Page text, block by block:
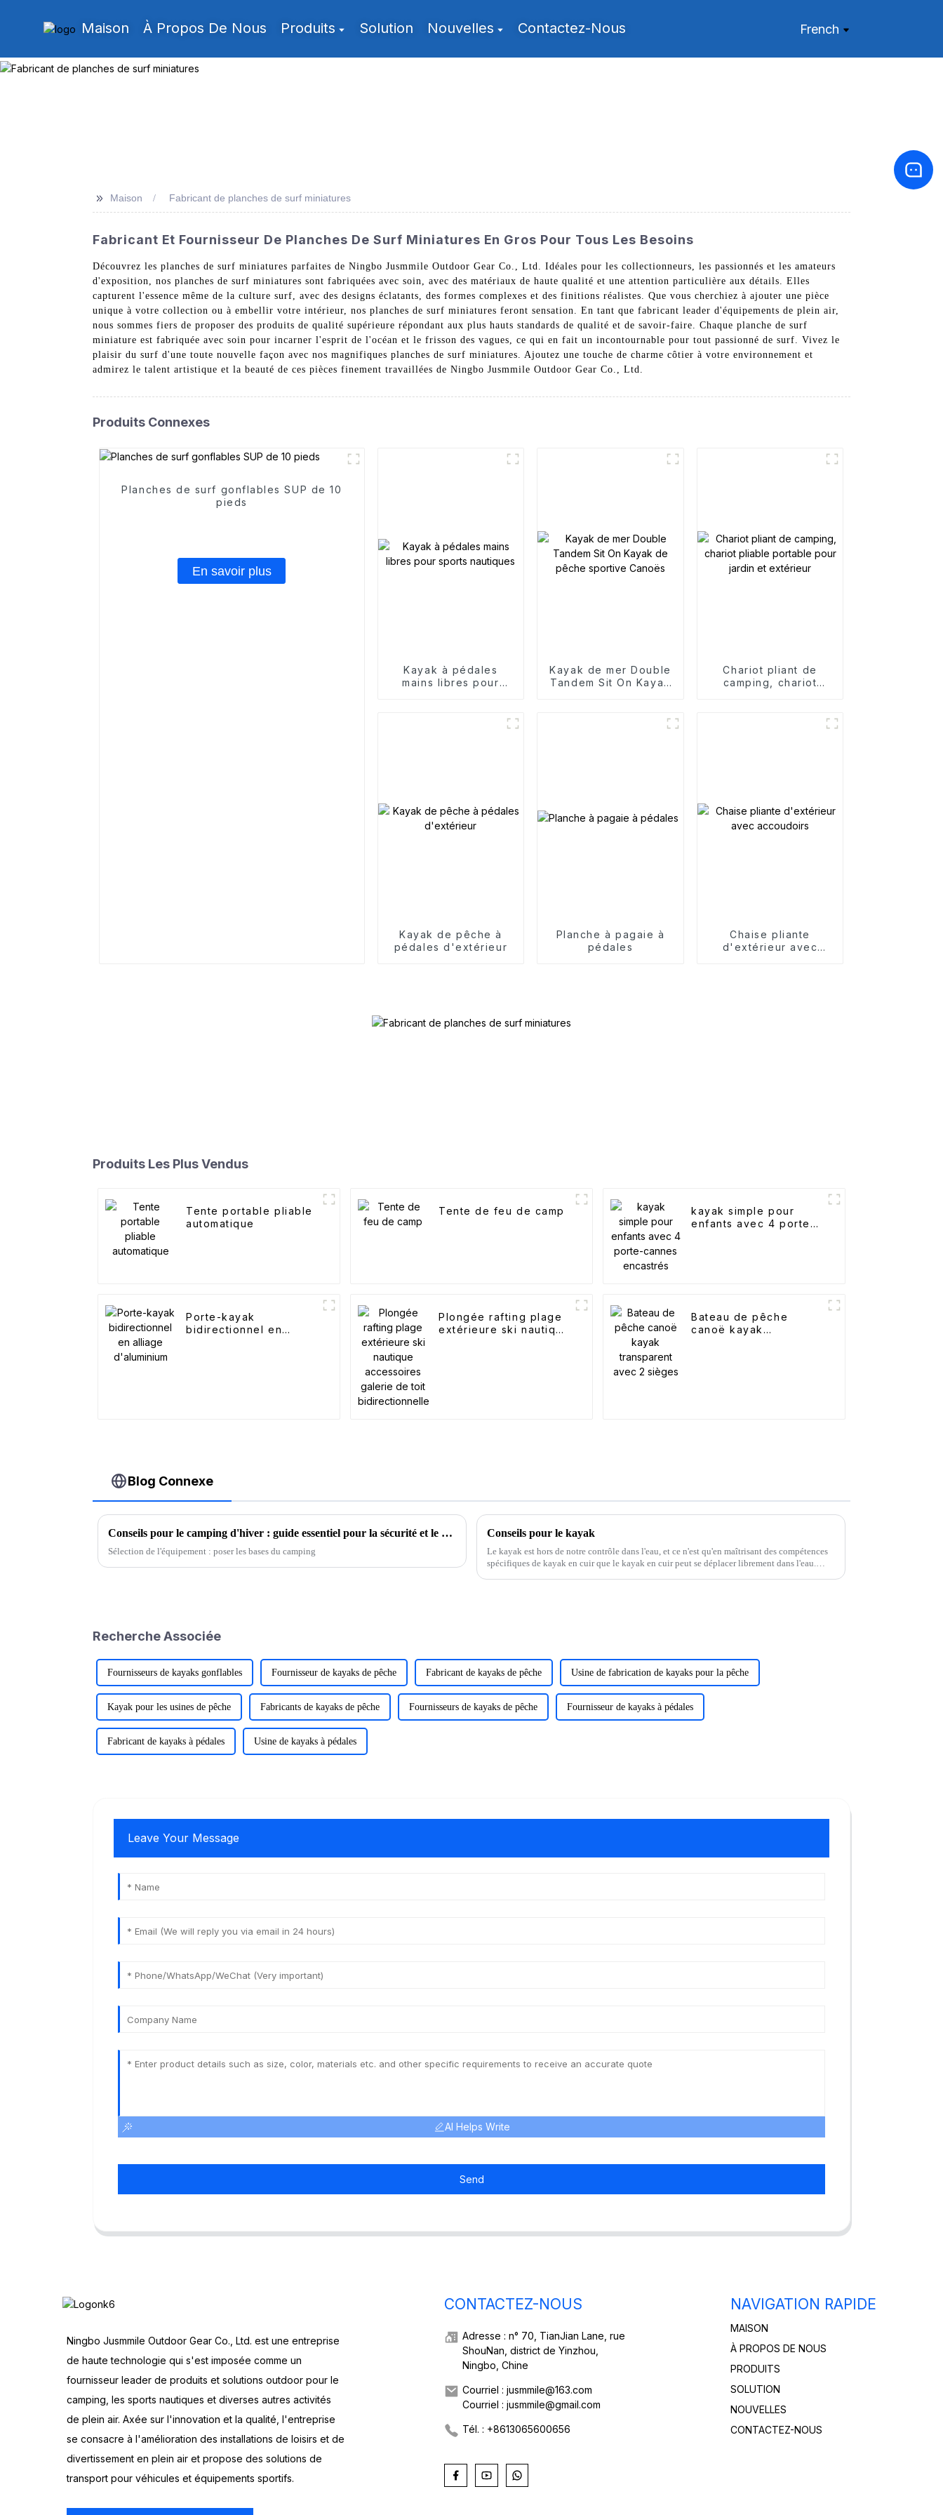
Maison À Propos De Nous Produits Solution Nouvelles Contactez-Nous French
>> Maison Fabricant de planches de surf miniatures
Fabricant Et Fournisseur De Planches De Surf Miniatures En Gros Pour Tous Les Besoins
Découvrez les planches de surf miniatures parfaites de Ningbo Jusmmile Outdoor Gear Co., Ltd. Idéales pour les collectionneurs, les passionnés et les amateurs
d'exposition, nos planches de surf miniatures sont fabriquées avec soin, avec des matériaux de haute qualité et une attention particulière aux détails. Elles
capturent l'essence même de la culture surf, avec des designs éclatants, des formes complexes et des finitions réalistes. Que vous cherchiez à ajouter une pièce
unique à votre collection ou à embellir votre intérieur, nos planches de surf miniatures feront sensation. En tant que fabricant leader d'équipements de plein air,
nous sommes fiers de proposer des produits de qualité supérieure répondant aux plus hauts standards de qualité et de savoir-faire. Chaque planche de surf
miniature est fabriquée avec soin pour incarner l'esprit de l'océan et le frisson des vagues, ce qui en fait un incontournable pour tout passionné de surf. Vivez le
plaisir du surf d'une toute nouvelle façon avec nos magnifiques planches de surf miniatures. Ajoutez une touche de charme côtier à votre environnement et
admirez le talent artistique et la beauté de ces pièces finement travaillées de Ningbo Jusmmile Outdoor Gear Co., Ltd.
Produits Connexes
Planches de surf gonflables SUP de 10
pieds
En savoir plus
Kayak à pédales
mains libres pour
Kayak de mer Double
Tandem Sit On Kayak
Chariot pliant de
camping, chariot
Kayak de pêche à
pédales d'extérieur
Planche à pagaie à
pédales
Chaise pliante
d'extérieur avec
Produits Les Plus Vendus
Tente portable pliable
automatique
Tente de feu de camp
kayak simple pour
enfants avec 4 porte-
Porte-kayak
bidirectionnel en
Plongée rafting plage
extérieure ski nautique
Bateau de pêche
canoë kayak
Blog Connexe
Conseils pour le camping d'hiver : guide essentiel pour la sécurité et le confort
Sélection de l'équipement : poser les bases du camping
Conseils pour le kayak
Le kayak est hors de notre contrôle dans l'eau, et ce n'est qu'en maîtrisant des compétences
spécifiques de kayak en cuir que le kayak en cuir peut se déplacer librement dans l'eau.
Recherche Associée
Fournisseurs de kayaks gonflables Fournisseur de kayaks de pêche Fabricant de kayaks de pêche Usine de fabrication de kayaks pour la pêche
Kayak pour les usines de pêche Fabricants de kayaks de pêche Fournisseurs de kayaks de pêche Fournisseur de kayaks à pédales
Fabricant de kayaks à pédales Usine de kayaks à pédales
Leave Your Message
AI Helps Write
Send
Ningbo Jusmmile Outdoor Gear Co., Ltd. est une entreprise
de haute technologie qui s'est imposée comme un
fournisseur leader de produits et solutions outdoor pour le
camping, les sports nautiques et diverses autres activités
de plein air. Axée sur l'innovation et la qualité, l'entreprise
se consacre à l'amélioration des installations de loisirs et de
divertissement en plein air et propose des solutions de
transport pour véhicules et équipements sportifs.
CONTACTEZ-NOUS
Adresse : n° 70, TianJian Lane, rue
ShouNan, district de Yinzhou,
Ningbo, Chine
Courriel : jusmmile@163.com
Courriel : jusmmile@gmail.com
Tél. : +8613065600656
NAVIGATION RAPIDE
MAISON
À PROPOS DE NOUS
PRODUITS
SOLUTION
NOUVELLES
CONTACTEZ-NOUS